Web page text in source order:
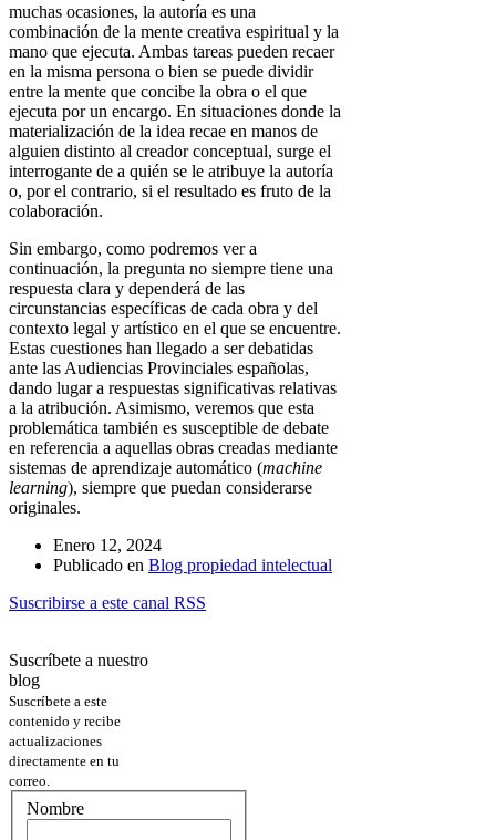
muchas ocasiones, la autoría es una
combinación de la mente creativa espiritual y la
mano que ejecuta. Ambas tareas pueden recaer
en la misma persona o bien se puede dividir
entre la mente que concibe la obra o el que
ejecuta por un encargo. En situaciones donde la
materialización de la idea recae en manos de
alguien distinto al creador conceptual, surge el
interrogante de a quién se le atribuye la autoría
o, por el contrario, si el resultado es fruto de la
colaboración.
Sin embargo, como podremos ver a
continuación, la pregunta no siempre tiene una
respuesta clara y dependerá de las
circunstancias específicas de cada obra y del
contexto legal y artístico en el que se encuentre.
Estas cuestiones han llegado a ser debatidas
ante las Audiencias Provinciales españolas,
dando lugar a respuestas significativas relativas
a la atribución. Asimismo, veremos que esta
problemática también es susceptible de debate
en referencia a aquellas obras creadas mediante
sistemas de aprendizaje automático (machine
learning), siempre que puedan considerarse
originales.
Enero 12, 2024
Publicado en Blog propiedad intelectual
Suscribirse a este canal RSS
Suscríbete a nuestro
blog
Suscríbete a este
contenido y recibe
actualizaciones
directamente en tu
correo.
Nombre